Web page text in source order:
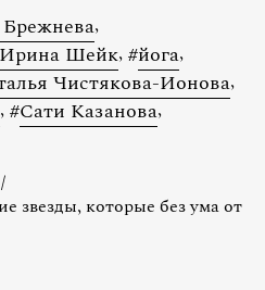
,
Ирина Шейк, #йога,
Чистякова-Ионова,
, #Сати Казанова,
/
звезды, которые без ума от